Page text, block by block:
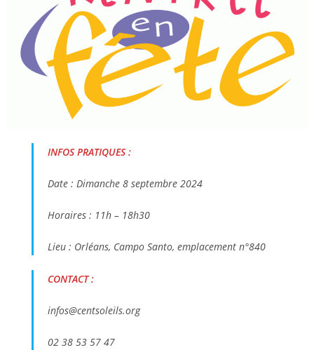
INFOS PRATIQUES :
Date : Dimanche 8 septembre 2024
Horaires : 11h – 18h30
Lieu : Orléans, Campo Santo, emplacement n°840
CONTACT :
infos@centsoleils.org
02 38 53 57 47